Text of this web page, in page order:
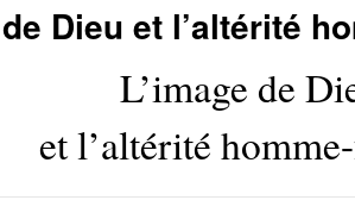
de Dieu et l’altérité
L’image de
et l’altérité